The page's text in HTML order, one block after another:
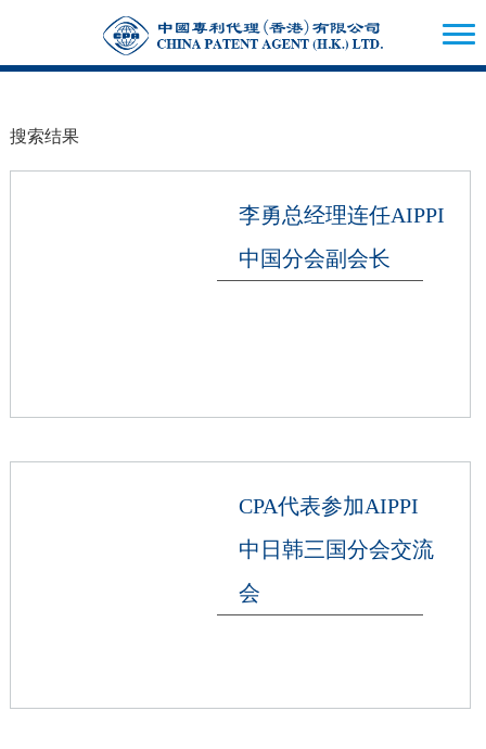
搜索结果
李勇总经理连任AIPPI
中国分会副会长
CPA代表参加AIPPI
中日韩三国分会交流
会